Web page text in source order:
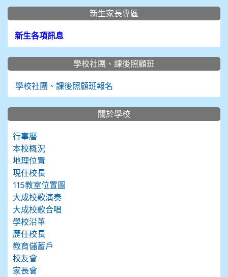
新生家長專區
新生各項訊息
學校社團、課後照顧班
學校社團、課後照顧班報名
關於學校
行事曆
本校概況
地理位置
現任校長
115教室位置圖
大成校歌演奏
大成校歌合唱
學校沿革
歷任校長
教育儲蓄戶
校友會
家長會